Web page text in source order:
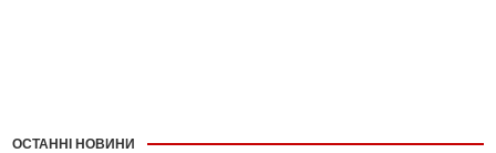
ОСТАННІ НОВИНИ